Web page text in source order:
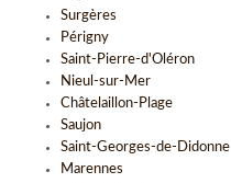
Surgères
Périgny
Saint-Pierre-d'Oléron
Nieul-sur-Mer
Châtelaillon-Plage
Saujon
Saint-Georges-de-Didonne
Marennes